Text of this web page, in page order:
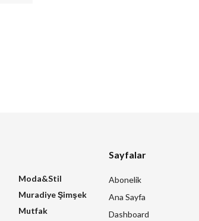
Moda&Stil
Muradiye Şimşek
Mutfak
Sayfalar
Abonelik
Ana Sayfa
Dashboard